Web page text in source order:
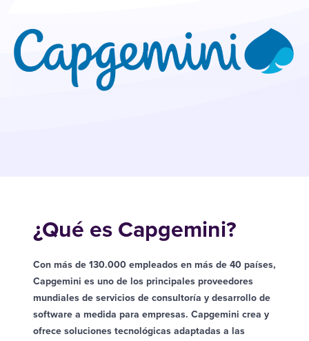
¿Qué es Capgemini?
Con más de 130.000 empleados en más de 40 países,
Capgemini es uno de los principales proveedores
mundiales de servicios de consultoría y desarrollo de
software a medida para empresas. Capgemini crea y
ofrece soluciones tecnológicas adaptadas a las